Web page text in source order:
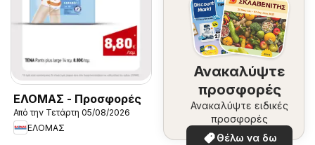
ΕΛΟΜΑΣ - Προσφορές
Από την Τετάρτη 05/08/2026
ΕΛΟΜΑΣ
Ανακαλύψτε
προσφορές
Ανακαλύψτε ειδικές
προσφορές
Θέλω να δω